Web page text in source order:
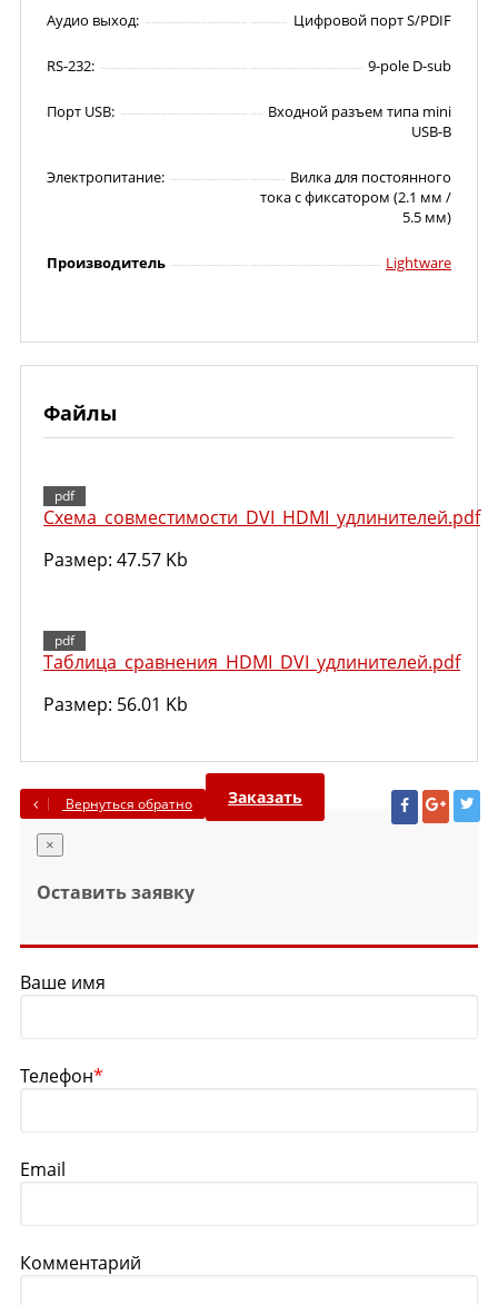
Аудио выход: Цифровой порт S/PDIF
RS-232: 9-pole D-sub
Порт USB:
Входной разъем типа mini
USB-B
Электропитание:
Вилка для постоянного
тока с фиксатором (2.1 мм /
5.5 мм)
Производитель Lightware
Файлы
Схема_совместимости_DVI_HDMI_удлинителей.pdf
Размер: 47.57 Kb
Таблица_сравнения_HDMI_DVI_удлинителей.pdf
Размер: 56.01 Kb
Вернуться обратно Заказать
×
Оставить заявку
Ваше имя
Телефон*
Email
Комментарий